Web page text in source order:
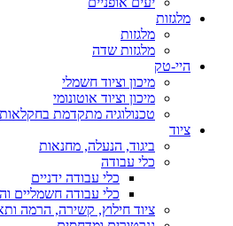
מלגזות
מלגזות
מלגזות שדה
היי-טק
מיכון וציוד חשמלי
מיכון וציוד אוטונומי
טכנולוגיה מתקדמת בחקלאות
ציוד
ביגוד, הנעלה, מחנאות
כלי עבודה
כלי עבודה ידניים
כלי עבודה חשמליים
ציוד חילוץ, קשירה, הרמה